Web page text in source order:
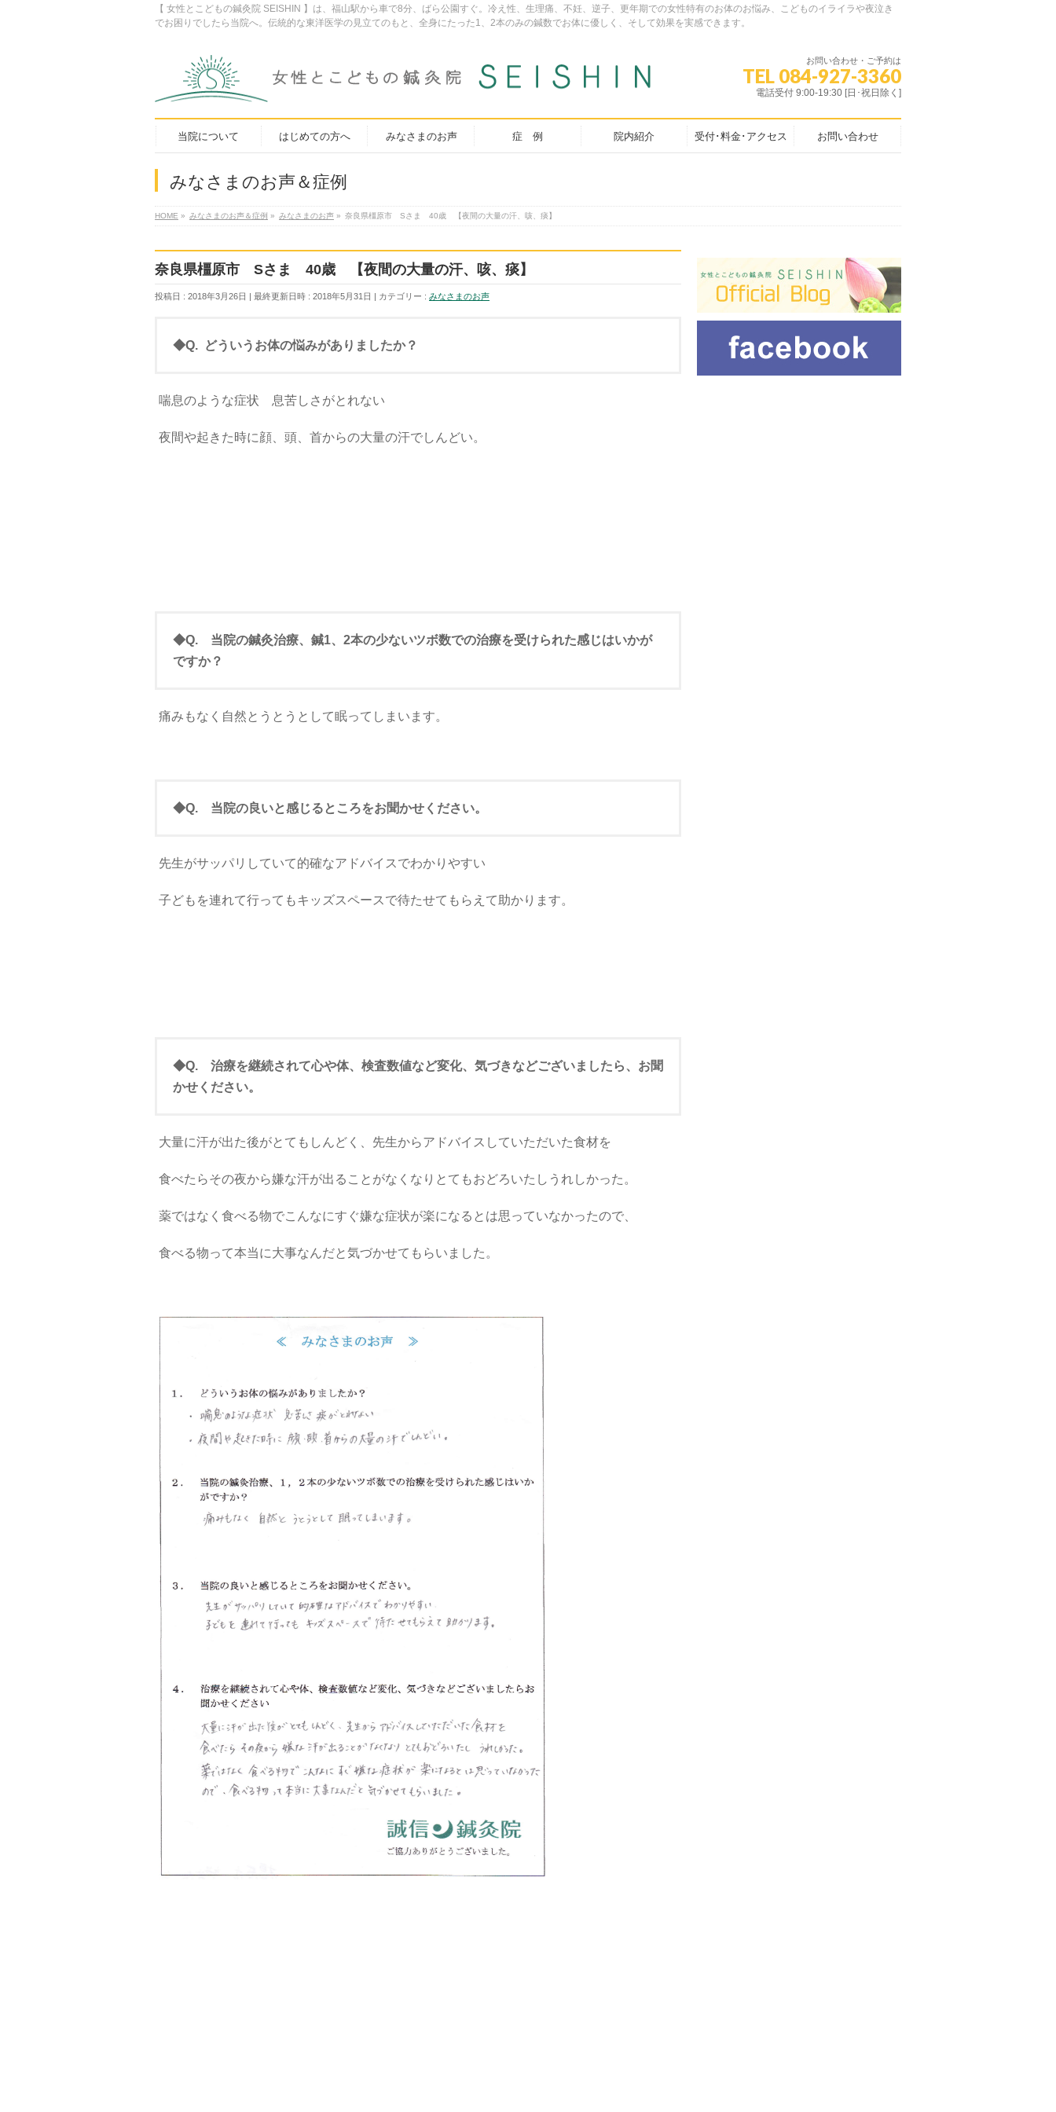
【 女性とこどもの鍼灸院 SEISHIN 】は、福山駅から車で8分、ばら公園すぐ。冷え性、生理痛、不妊、逆子、更年期での女性特有のお体のお悩み、こどものイライラや夜泣き
でお困りでしたら当院へ。伝統的な東洋医学の見立てのもと、全身にたった1、2本のみの鍼数でお体に優しく、そして効果を実感できます。
お問い合わせ・ご予約は
TEL 084-927-3360
電話受付 9:00-19:30 [日･祝日除く]
当院について はじめての方へ みなさまのお声 症 例 院内紹介 受付･料金･アクセス お問い合わせ
みなさまのお声＆症例
HOME » みなさまのお声＆症例 » みなさまのお声 » 奈良県橿原市 Sさま 40歳 【夜間の大量の汗、咳、痰】
奈良県橿原市 Sさま 40歳 【夜間の大量の汗、咳、痰】
投稿日 : 2018年3月26日 最終更新日時 : 2018年5月31日 カテゴリー : みなさまのお声
◆Q. どういうお体の悩みがありましたか？
喘息のような症状 息苦しさがとれない
夜間や起きた時に顔、頭、首からの大量の汗でしんどい。
◆Q. 当院の鍼灸治療、鍼1、2本の少ないツボ数での治療を受けられた感じはいかが
ですか？
痛みもなく自然とうとうとして眠ってしまいます。
◆Q. 当院の良いと感じるところをお聞かせください。
先生がサッパリしていて的確なアドバイスでわかりやすい
子どもを連れて行ってもキッズスペースで待たせてもらえて助かります。
◆Q. 治療を継続されて心や体、検査数値など変化、気づきなどございましたら、お聞
かせください。
大量に汗が出た後がとてもしんどく、先生からアドバイスしていただいた食材を
食べたらその夜から嫌な汗が出ることがなくなりとてもおどろいたしうれしかった。
薬ではなく食べる物でこんなにすぐ嫌な症状が楽になるとは思っていなかったので、
食べる物って本当に大事なんだと気づかせてもらいました。